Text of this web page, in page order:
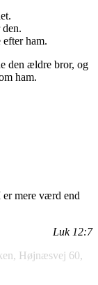
efter ham.
den ældre bror, og
ham.
er mere værd end
Luk 12:7
Højnæsvej 60,